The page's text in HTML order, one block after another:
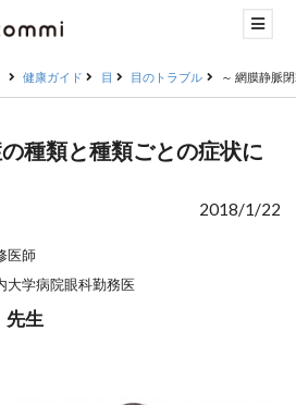
健康ガイド 目 目のトラブル ～ 網膜静脈
種類と種類ごとの症状に
2018/1/22
医師
大学病院眼科勤務医
生